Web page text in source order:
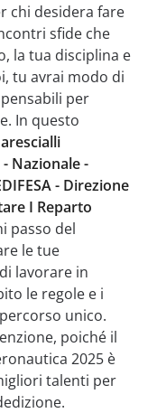
chi desidera fare
sfide che
la tua disciplina e
tu avrai modo di
per
In questo
Nazionale -
- Direzione
I Reparto
passo del
le tue
lavorare in
le regole e i
unico.
poiché il
2025 è
talenti per